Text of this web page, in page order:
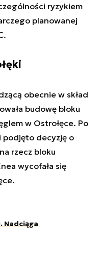
ryzykiem
planowanej
obecnie w skład
budowę bloku
w Ostrołęce. Po
podjęto decyzję o
rzecz bloku
wycofała się
Nadciąga